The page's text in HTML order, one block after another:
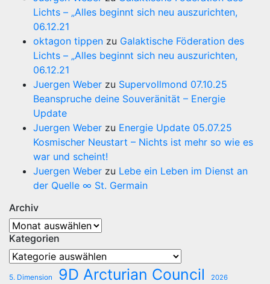
Lichts – „Alles beginnt sich neu auszurichten,
06.12.21
oktagon tippen zu Galaktische Föderation des
Lichts – „Alles beginnt sich neu auszurichten,
06.12.21
Juergen Weber zu Supervollmond 07.10.25
Beanspruche deine Souveränität – Energie
Update
Juergen Weber zu Energie Update 05.07.25
Kosmischer Neustart – Nichts ist mehr so wie es
war und scheint!
Juergen Weber zu Lebe ein Leben im Dienst an
der Quelle ∞ St. Germain
Archiv
Archiv
Kategorien
Kategorien
5. Dimension 9D Arcturian Council 2026